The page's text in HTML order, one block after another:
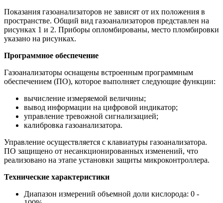
Показания газоанализаторов не зависят от их положения в
пространстве. Общий вид газоанализаторов представлен на
рисунках 1 и 2. Приборы опломбированы, место пломбировки
указано на рисунках.
Программное обеспечение
Газоанализаторы оснащены встроенным программным
обеспечением (ПО), которое выполняет следующие функции:
вычисление измеряемой величины;
вывод информации на цифровой индикатор;
управление тревожной сигнализацией;
калибровка газоанализатора.
Управление осуществляется с клавиатуры газоанализатора.
ПО защищено от несанкционированных изменений, что
реализовано на этапе установки защиты микроконтроллера.
Технические характеристики
Диапазон измерений объемной доли кислорода: 0 -